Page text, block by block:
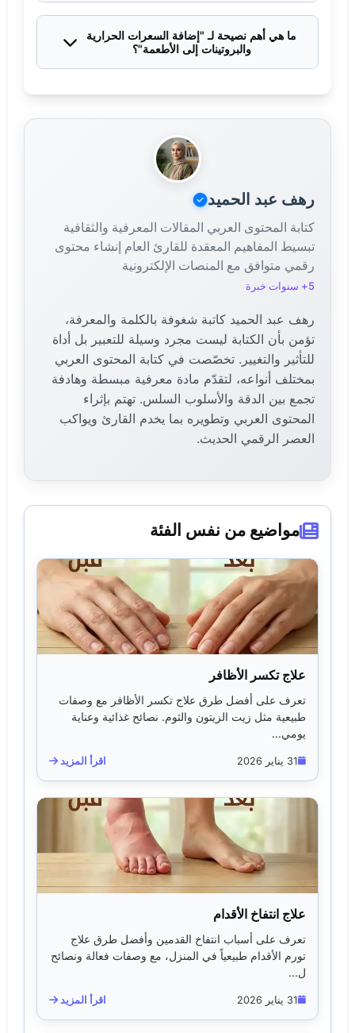
تبدو الحصة المُتناولة وكأنها عبء كبير. هذه حيلة نفسية
بصرية لجعل الأمر أقل إرباكاً، وليس المقصود هو ملء
طبق كبير بالكامل.
ما هي أهم نصيحة لـ "إضافة السعرات الحرارية
والبروتينات إلى الأطعمة"؟
صحية (زيت زيتون، زيت جوز هند) أو مكسرات مطحونة
ناعماً أو مسحوق بروتين عديم النكهة إلى الأطباق التي
تتناولها بالفعل (مثل الحساء، الزبادي، أو العصائر) دون
تغيير كبير في الطعم أو القوام.
رهف عبد الحميد
كتابة المحتوى العربي المقالات المعرفية والثقافية
تبسيط المفاهيم المعقدة للقارئ العام إنشاء محتوى
رقمي متوافق مع المنصات الإلكترونية
5+ سنوات خبرة
رهف عبد الحميد كاتبة شغوفة بالكلمة والمعرفة،
تؤمن بأن الكتابة ليست مجرد وسيلة للتعبير بل أداة
للتأثير والتغيير. تخصّصت في كتابة المحتوى العربي
بمختلف أنواعه، لتقدّم مادة معرفية مبسطة وهادفة
تجمع بين الدقة والأسلوب السلس. تهتم بإثراء
المحتوى العربي وتطويره بما يخدم القارئ ويواكب
العصر الرقمي الحديث.
مواضيع من نفس الفئة
علاج تكسر الأظافر
تعرف على أفضل طرق علاج تكسر الأظافر مع وصفات
طبيعية مثل زيت الزيتون والثوم. نصائح غذائية وعناية
يومي...
31 يناير 2026 اقرأ المزيد
علاج انتفاخ الأقدام
تعرف على أسباب انتفاخ القدمين وأفضل طرق علاج
تورم الأقدام طبيعياً في المنزل، مع وصفات فعالة ونصائح
ل...
31 يناير 2026 اقرأ المزيد